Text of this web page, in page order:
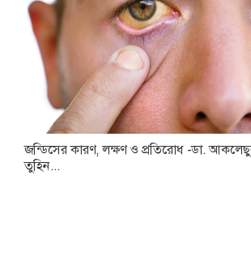
জন্ডিসের কারণ, লক্ষণ ও প্রতিরোধ -ডা.
তুহিন...